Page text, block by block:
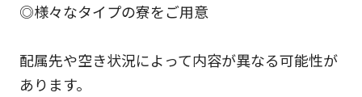
◎様々なタイプの寮をご用意
配属先や空き状況によって内容が異なる可能性が
あります。